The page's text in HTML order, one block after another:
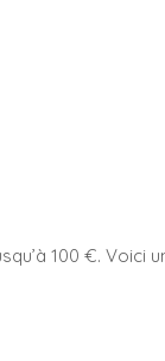
100 €. Voici